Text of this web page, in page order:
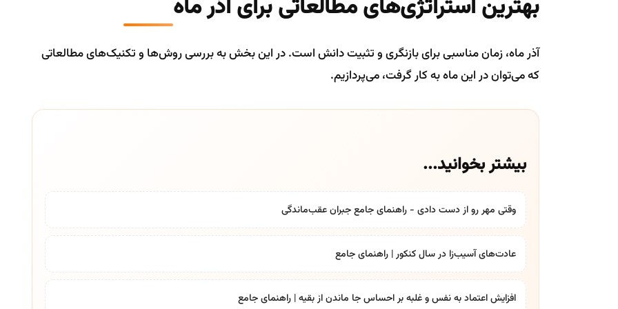
بهترین استراتژی‌های مطالعاتی برای آذر ماه
آذر ماه، زمان مناسبی برای بازنگری و تثبیت دانش است. در این بخش به بررسی روش‌ها و تکنیک‌های مطالعاتی
که می‌توان در این ماه به کار گرفت، می‌پردازیم.
بیشتر بخوانید...
وقتی مهر رو از دست دادی - راهنمای جامع جبران عقب‌ماندگی
عادت‌های آسیب‌زا در سال کنکور | راهنمای جامع
افزایش اعتماد به نفس و غلبه بر احساس جا ماندن از بقیه | راهنمای جامع